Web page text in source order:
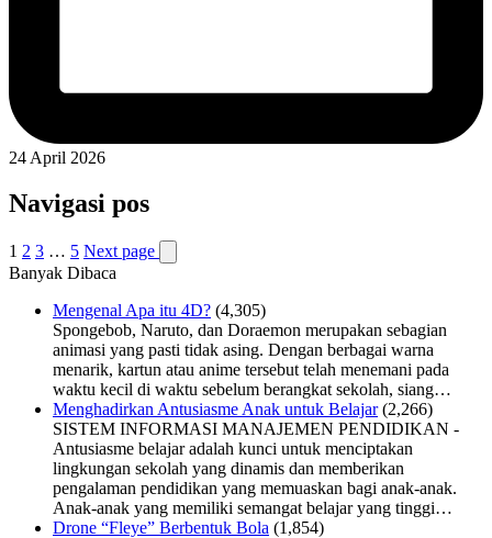
24 April 2026
Navigasi pos
1 2 3 … 5 Next page
Banyak Dibaca
Mengenal Apa itu 4D? (4,305)
Spongebob, Naruto, dan Doraemon merupakan sebagian
animasi yang pasti tidak asing. Dengan berbagai warna
menarik, kartun atau anime tersebut telah menemani pada
waktu kecil di waktu sebelum berangkat sekolah, siang…
Menghadirkan Antusiasme Anak untuk Belajar (2,266)
SISTEM INFORMASI MANAJEMEN PENDIDIKAN -
Antusiasme belajar adalah kunci untuk menciptakan
lingkungan sekolah yang dinamis dan memberikan
pengalaman pendidikan yang memuaskan bagi anak-anak.
Anak-anak yang memiliki semangat belajar yang tinggi…
Drone “Fleye” Berbentuk Bola (1,854)